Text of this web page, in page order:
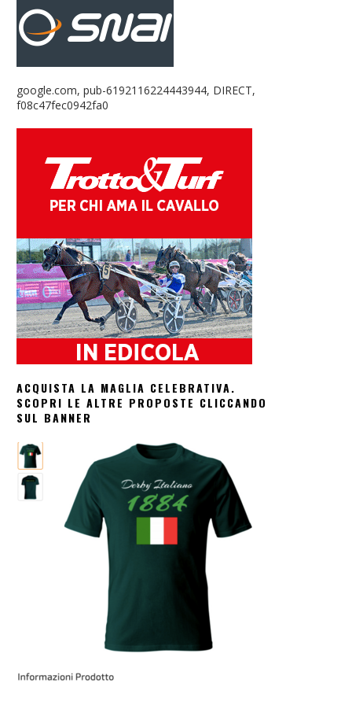
google.com, pub-6192116224443944, DIRECT,
f08c47fec0942fa0
ACQUISTA LA MAGLIA CELEBRATIVA.
SCOPRI LE ALTRE PROPOSTE CLICCANDO
SUL BANNER